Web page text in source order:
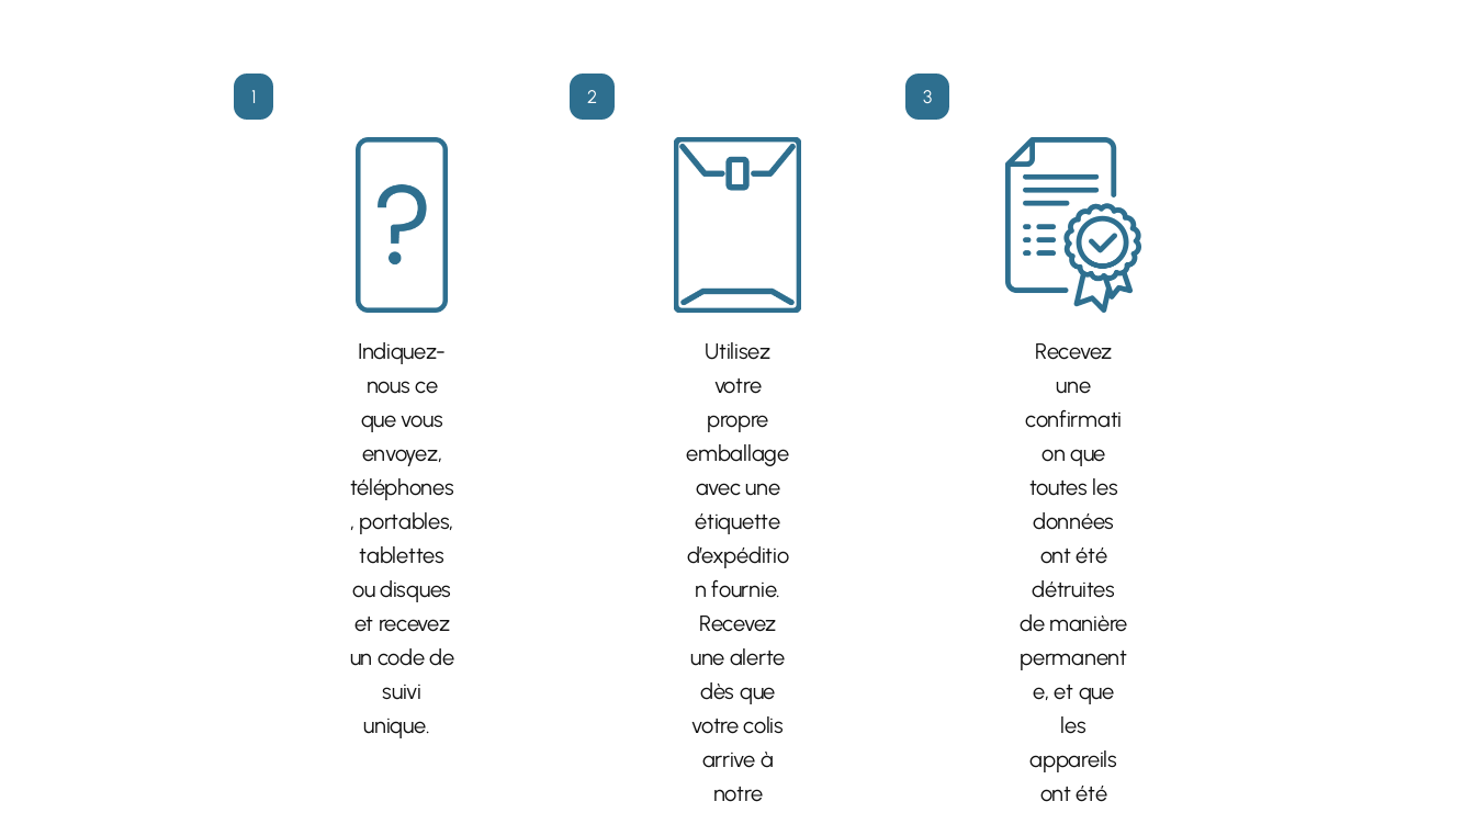
1
Indiquez-
nous ce
que vous
envoyez,
téléphones
, portables,
tablettes
ou disques
et recevez
un code de
suivi
unique.
2
Utilisez
votre
propre
emballage
avec une
étiquette
d’expéditio
n fournie.
Recevez
une alerte
dès que
votre colis
arrive à
notre
3
Recevez
une
confirmati
on que
toutes les
données
ont été
détruites
de manière
permanent
e, et que
les
appareils
ont été